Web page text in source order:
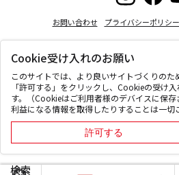
お問い合わせ プライバシーポリシー
Copyright © Okayama coop, All Rights
検索
Cookie受け入れのお願い
このサイトでは、より良いサイトづくりのた
「許可する」をクリックし、Cookieの受け
す。（Cookieはご利用者様のデバイスに保
利益になる情報を取得したりすることは一切
許可する